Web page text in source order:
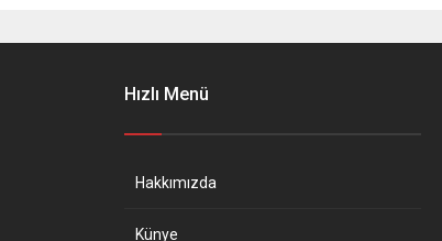
Hızlı Menü
Hakkımızda
Künye